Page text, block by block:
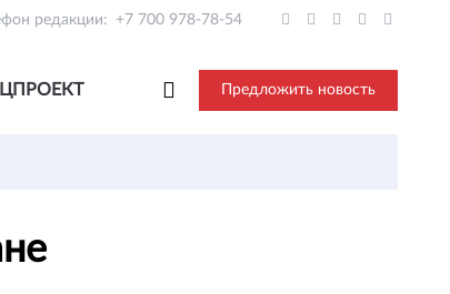
редакции: +7 700 978-78-54
Предложить новость